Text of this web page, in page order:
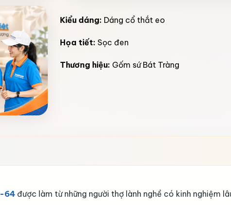
Kiểu dáng: Dáng cổ thắt eo
Họa tiết: Sọc đen
Thương hiệu: Gốm sứ Bát Tràng
64 được làm từ những người thợ lành nghề có kinh nghiệm